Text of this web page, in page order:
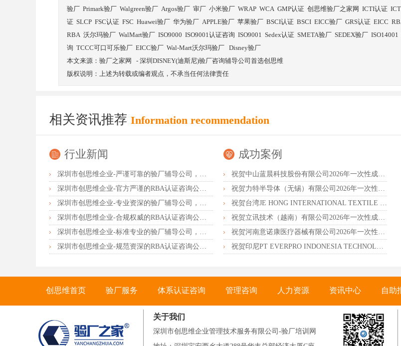
验厂 Primark验厂 Walgreen验厂 Argos验厂 审厂 小米验厂 WRAP WCA GMP认证 创思维验厂之家网 ICTI认证
证 SLCP FSC认证 FSC Huawei验厂 华为验厂 APPLE验厂 苹果验厂 BSCI认证 BSCI EICC验厂 GRS认证 EICC
RBA 沃尔玛验厂 WalMart验厂 ISO9000 ISO9001认证咨询 ISO9001 Sedex认证 SMETA验厂 SEDEX验厂 ISO14001
询 TCCC可口可乐验厂 EICC验厂 Wal-Mart沃尔玛验厂 Disney验厂
本文来源： 验厂之家网 - 深圳DISNEY(迪斯尼)验厂咨询辅导公司首选创思维
版权说明：上述为转载或编者观点，不承当任何法律责任
相关资讯推荐 Information recommendation
行业新闻
深圳市创思维企业-严谨可靠的验厂辅导公司，行业首选真诚力荐
深圳市创思维企业-官方严谨的RBA认证咨询公司，业内首选诚挚推荐
深圳市创思维企业-专业资深的验厂辅导公司，实力首选客户力荐
深圳市创思维企业-合规权威的RBA认证咨询公司，口碑首选强烈推荐
深圳市创思维企业-标准专业的验厂辅导公司，企业首选倾情力荐
深圳市创思维企业-规范资深的RBA认证咨询公司，客户首选由衷推荐
成功案例
祝贺中山蓝晨科技股份有限公司2026年一次性成功通过BSCI验厂-B级
祝贺力特半导体（无锡）有限公司2026年一次性成功通过RBA-VAP认证审核并取得170.2分
祝贺台湾JE HONG INTERNATIONAL TEXTILE CO., LTD 2026年一次性成功通过GRS认证
祝贺立讯技术（越南）有限公司2026年一次性成功通过RBA-VAP审核获得金牌评级！
祝贺河南意诺康医疗器械有限公司2026年一次性成功通过GMP认证
祝贺印尼PT EVERPRO INDONESIA TECHNOLOGIES公司2026年一次性成功通过RBA-VAP审核
创思维首页 验厂服务 体系认证咨询 管理咨询 人力资源 资讯中心 自助
联系创思维 关于我们
深圳市创思维企业管理技术服务有限公司-验厂培训网